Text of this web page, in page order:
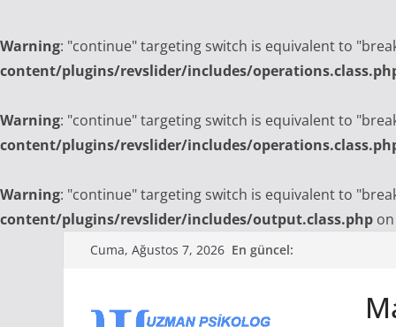
Warning: "continue" targeting switch is equivalent to
content/plugins/revslider/includes/
Warning: "continue" targeting switch is equivalent to
content/plugins/revslider/includes/
Warning: "continue" targeting switch is equivalent to
content/plugins/revslider/includes/output.class.php
Cuma, Ağustos 7, 2026 En güncel: